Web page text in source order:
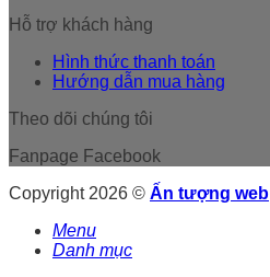
Hỗ trợ khách hàng
Hình thức thanh toán
Hướng dẫn mua hàng
Theo dõi chúng tôi
Fanpage Facebook
Copyright 2026 © Ấn tượng web
Menu
Danh mục